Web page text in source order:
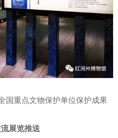
重点文物保护单位保护成果
展览推送